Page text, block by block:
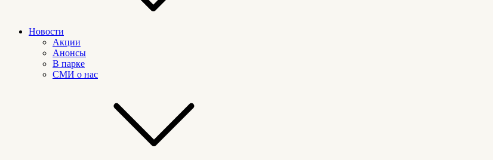
Новости
Акции
Анонсы
В парке
СМИ о нас